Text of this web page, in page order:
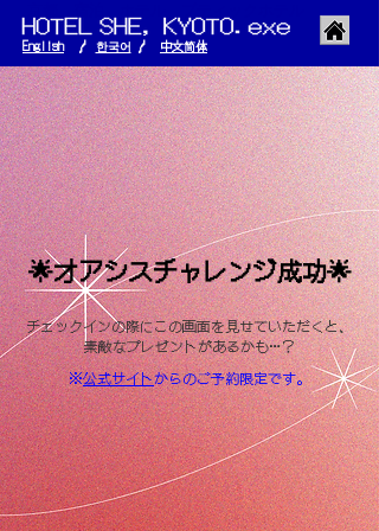
English
/ 한국어 / ​中文简体
🌟オアシスチャレンジ成功🌟
チェックインの際にこの画面を見せていただくと、
素敵なプレゼントがあるかも…？
​※公式サイトからのご予約限定です。